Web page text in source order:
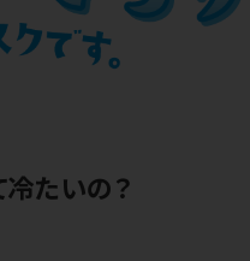
冷たいの？